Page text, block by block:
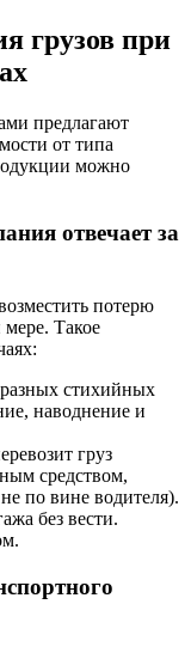
грузов при
предлагают
от типа
можно
отвечает за
потерю
Такое
стихийных
наводнение и
груз
средством,
по вине водителя).
без вести.